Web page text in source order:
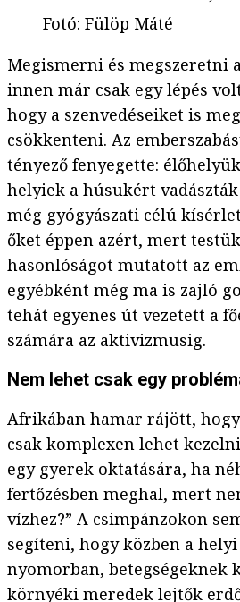
Fotó: Fülöp Máté
Megismerni és megszeretni
innen már csak egy lépés
hogy a szenvedéseiket is
csökkenteni. Az
tényező fenyegette:
helyiek a húsukért
még gyógyászati célú
őket éppen azért, mert
hasonlóságot mutatott az
egyébként még ma is zajló
tehát egyenes út vezetett a
számára az aktivizmusig.
Nem lehet csak egy
Afrikában hamar rájött,
csak komplexen lehet
egy gyerek oktatására, ha
fertőzésben meghal, mert
vízhez?” A csimpánzokon
segíteni, hogy közben a
nyomorban, betegségeknek
környéki meredek lejtők